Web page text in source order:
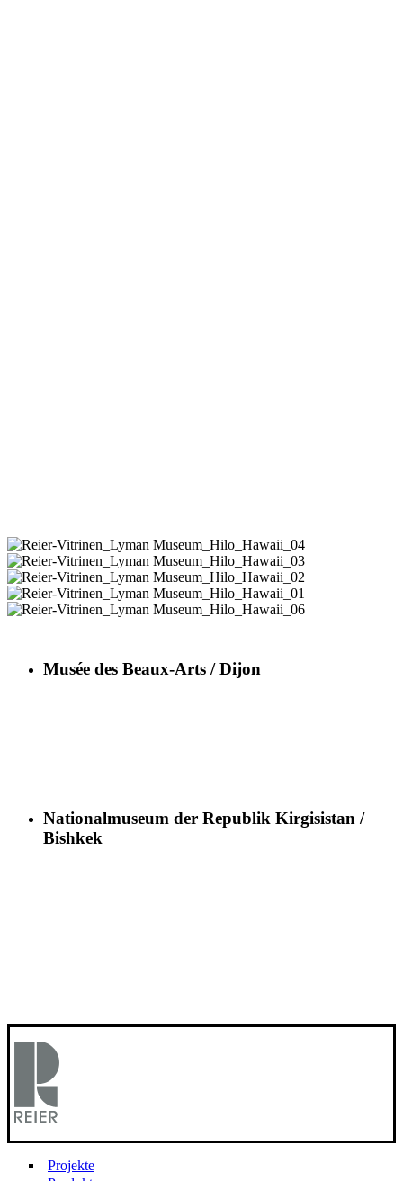
Musée des Beaux-Arts / Dijon
Nationalmuseum der Republik Kirgisistan /
Bishkek
Projekte